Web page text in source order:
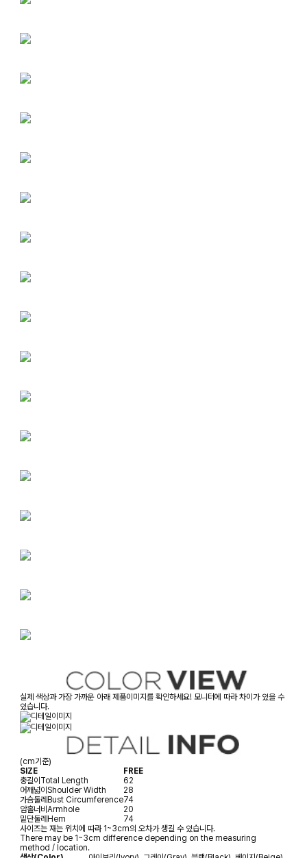
실제 색상과 가장 가까운 아래 제품이미지를 확인하세요! 모니터에 따라 차이가 있을 수
있습니다.
(cm기준)
SIZE
FREE
총길이Total Length
62
어깨넓이Shoulder Width
28
가슴둘레Bust Circumference74
암홀너비Armhole
20
밑단둘레Hem
74
사이즈는 재는 위치에 따라 1~3cm의 오차가 생길 수 있습니다.
There may be 1~3cm difference depending on the measuring
method / location.